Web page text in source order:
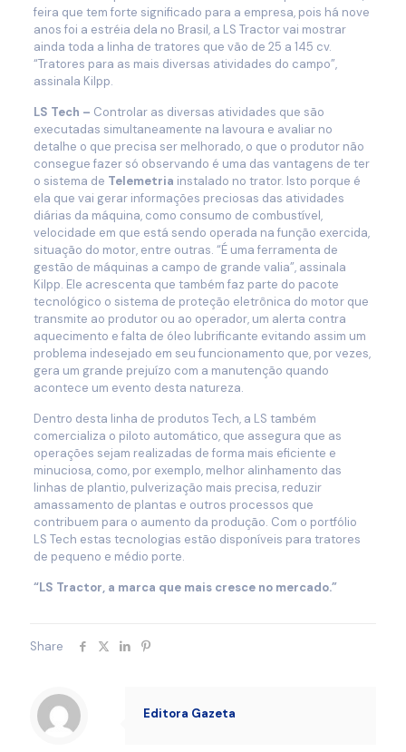
feira que tem forte significado para a empresa, pois há nove
anos foi a estréia dela no Brasil, a LS Tractor vai mostrar
ainda toda a linha de tratores que vão de 25 a 145 cv.
“Tratores para as mais diversas atividades do campo”,
assinala Kilpp.
LS Tech – Controlar as diversas atividades que são
executadas simultaneamente na lavoura e avaliar no
detalhe o que precisa ser melhorado, o que o produtor não
consegue fazer só observando é uma das vantagens de ter
o sistema de Telemetria instalado no trator. Isto porque é
ela que vai gerar informações preciosas das atividades
diárias da máquina, como consumo de combustível,
velocidade em que está sendo operada na função exercida,
situação do motor, entre outras. “É uma ferramenta de
gestão de máquinas a campo de grande valia”, assinala
Kilpp. Ele acrescenta que também faz parte do pacote
tecnológico o sistema de proteção eletrônica do motor que
transmite ao produtor ou ao operador, um alerta contra
aquecimento e falta de óleo lubrificante evitando assim um
problema indesejado em seu funcionamento que, por vezes,
gera um grande prejuízo com a manutenção quando
acontece um evento desta natureza.
Dentro desta linha de produtos Tech, a LS também
comercializa o piloto automático, que assegura que as
operações sejam realizadas de forma mais eficiente e
minuciosa, como, por exemplo, melhor alinhamento das
linhas de plantio, pulverização mais precisa, reduzir
amassamento de plantas e outros processos que
contribuem para o aumento da produção. Com o portfólio
LS Tech estas tecnologias estão disponíveis para tratores
de pequeno e médio porte.
“LS Tractor, a marca que mais cresce no mercado.”
Share
Editora Gazeta